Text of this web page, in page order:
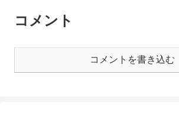
コメント
コメントを書き込む